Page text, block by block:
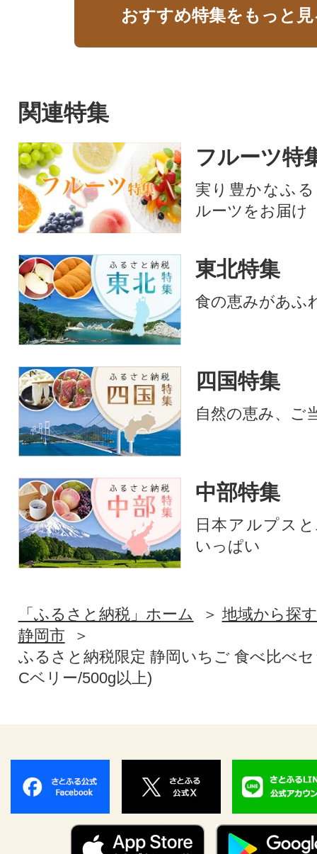
おすすめ特集をもっと
関連特集
フルーツ特
実り豊かなふ
ルーツをお届け
東北特集
食の恵みがあふ
四国特集
自然の恵み、ご
中部特集
日本アルプス
いっぱい
「ふるさと納税」ホーム
地域から探す
静岡市
ふるさと納税限定 静岡いちご 食べ比べ
Cベリー/500g以上)